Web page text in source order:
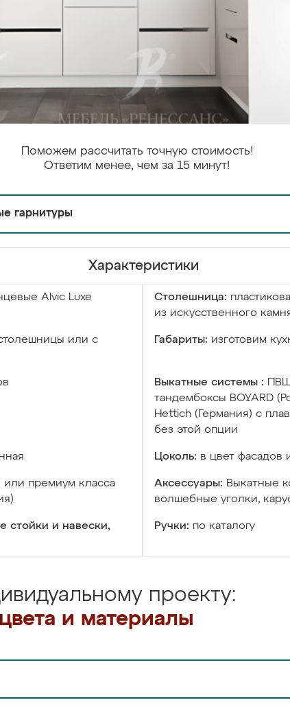
Поможем рассчитать точную стоимость!
Ответим менее, чем за 15 минут!
гарнитуры
Характеристики
Аlvic Luxe
Столешница:
из искусственного
или с
Габариты: изготовим
Выкатные системы :
тандембоксы BOYARD
Hettich (Германия) с
без этой опции
Цоколь: в цвет фасадов
или премиум класса
Аксессуары: Выкатные
волшебные уголки,
стойки и навески,
Ручки: по каталогу
проекту:
и материалы